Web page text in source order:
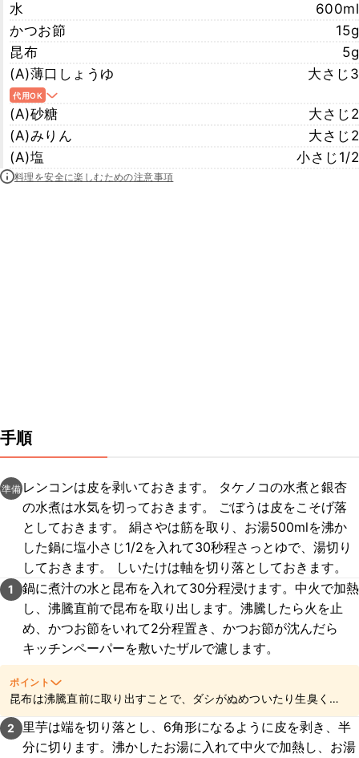
水
600ml
かつお節
15g
昆布
5g
(A)薄口しょうゆ
大さじ3
代用OK
(A)砂糖
大さじ2
(A)みりん
大さじ2
(A)塩
小さじ1/2
料理を安全に楽しむための注意事項
手順
準備 レンコンは皮を剥いておきます。 タケノコの水煮と銀杏
の水煮は水気を切っておきます。 ごぼうは皮をこそげ落
としておきます。 絹さやは筋を取り、お湯500mlを沸か
した鍋に塩小さじ1/2を入れて30秒程さっとゆで、湯切り
しておきます。 しいたけは軸を切り落としておきます。
1
鍋に煮汁の水と昆布を入れて30分程浸けます。中火で加熱
し、沸騰直前で昆布を取り出します。沸騰したら火を止
め、かつお節をいれて2分程置き、かつお節が沈んだら
キッチンペーパーを敷いたザルで濾します。
ポイント
昆布は沸騰直前に取り出すことで、ダシがぬめついたり生臭く
なってしまうのを防ぐことができます。
2
里芋は端を切り落とし、6角形になるように皮を剥き、半
分に切ります。沸かしたお湯に入れて中火で加熱し、お湯